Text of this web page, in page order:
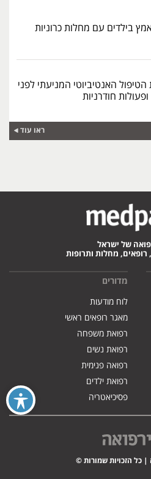
בילדים עם מחלות כרוניות
הטיפול האנטיביוטי המניעתי לפני
חודרניות
ראו עוד
של ישראל
מחלות ותרופות
מדורים
לוח מודעות
מאגר רופאים ראשי
רפואת משפחה
רפואת נשים
רפואה פנימית
רפואת ילדים
פסיכיאטריה
| כל הזכויות שמורות ©